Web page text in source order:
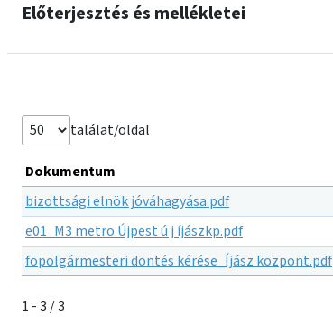
Előterjesztés és mellékletei
találat/oldal
Dokumentum
bizottsági elnök jóváhagyása.pdf
e01_M3 metro Újpest ú j íjászkp.pdf
föpolgármesteri döntés kérése_Íjász központ.pdf
1 - 3 / 3